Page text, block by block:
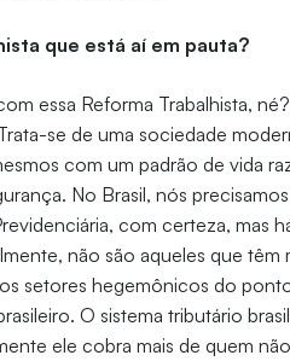
que está aí em pauta?
essa Reforma Trabalhista,
se de uma sociedade
com um padrão de vida
No Brasil, nós
com certeza, mas
não são aqueles que têm
setores hegemônicos do
O sistema tributário
ele cobra mais de quem